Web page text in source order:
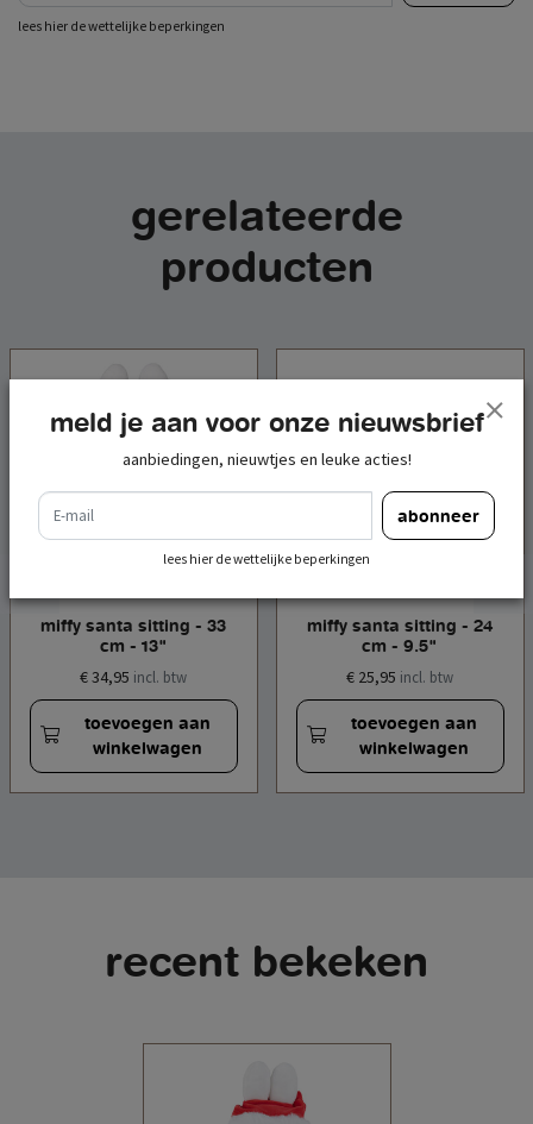
lees hier de wettelijke beperkingen
gerelateerde
producten
miffy santa sitting - 33
cm - 13"
€ 34,95 incl. btw
toevoegen aan
winkelwagen
miffy santa sitting - 24
cm - 9.5"
€ 25,95 incl. btw
toevoegen aan
winkelwagen
recent bekeken
meld je aan voor onze nieuwsbrief
aanbiedingen, nieuwtjes en leuke acties!
e-mail
abonneer
lees hier de wettelijke beperkingen